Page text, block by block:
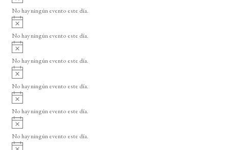
v
i
o
No hay ningún evento este día.
A
v
i
o
No hay ningún evento este día.
A
v
i
o
No hay ningún evento este día.
A
v
i
o
No hay ningún evento este día.
A
v
i
o
No hay ningún evento este día.
A
v
i
No hay ningún evento este día.
A